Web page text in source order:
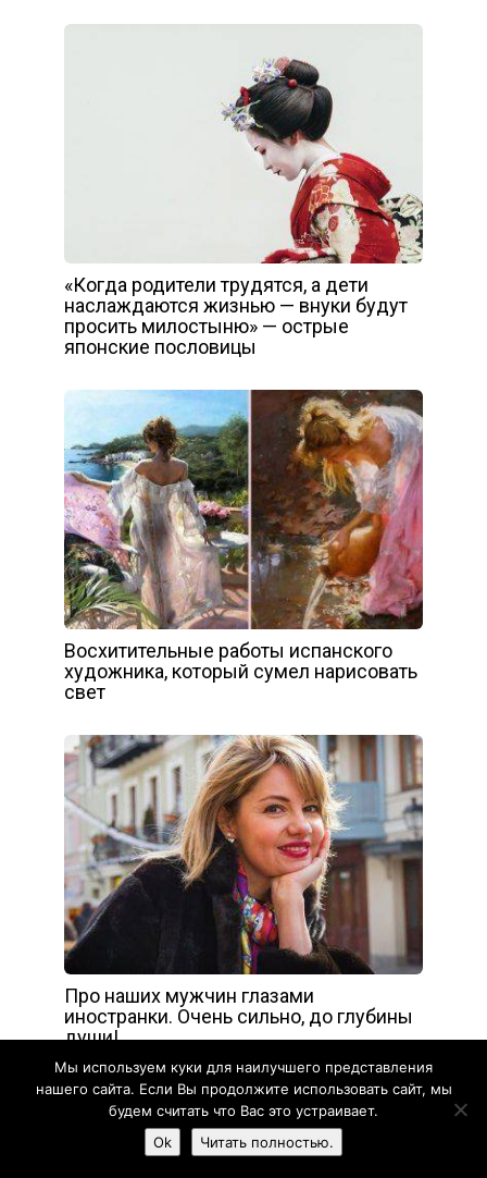
«Когда родители трудятся, а дети
наслаждаются жизнью — внуки будут
просить милостыню» — острые
японские пословицы
Восхитительные работы испанского
художника, который сумел нарисовать
свет
Про наших мужчин глазами
иностранки. Очень сильно, до глубины
души!
Мы используем куки для наилучшего представления
нашего сайта. Если Вы продолжите использовать сайт, мы
будем считать что Вас это устраивает.
Ok
Читать полностью.